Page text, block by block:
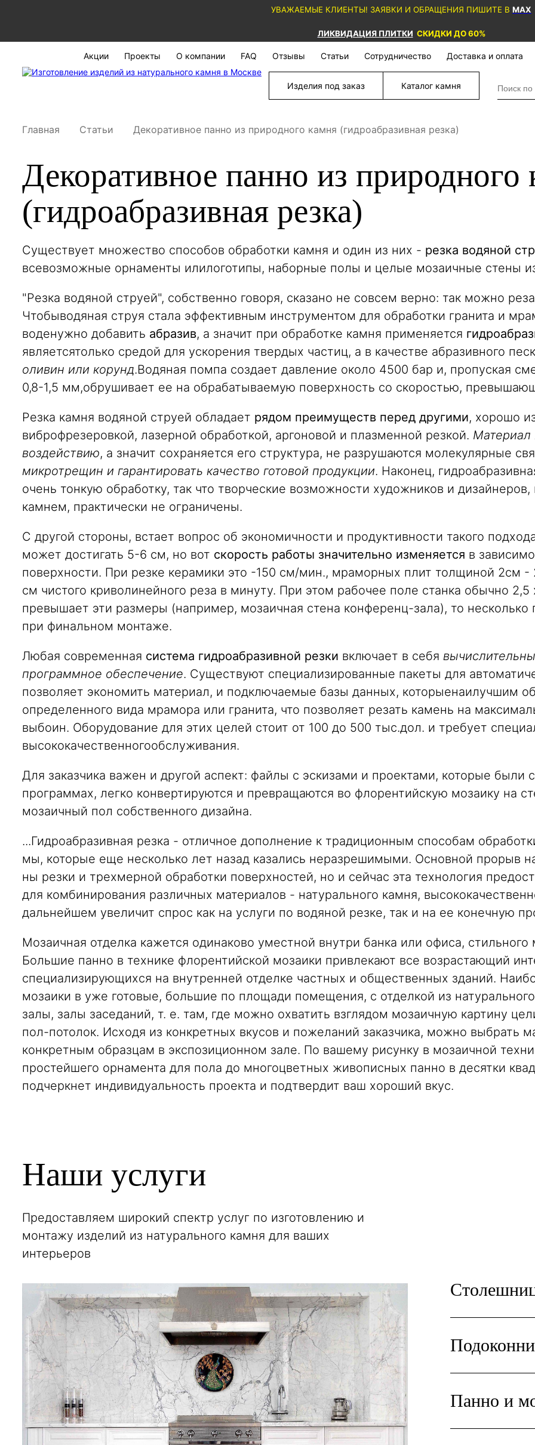
УВАЖАЕМЫЕ КЛИЕНТЫ! ЗАЯВКИ И ОБРАЩЕНИЯ ПИШИТЕ В MAX
ЛИКВИДАЦИЯ ПЛИТКИ СКИДКИ ДО 60%
Акции Проекты О компании FAQ Отзывы Статьи Сотрудничество Доставка и оплата
Каталог камня
Изделия под заказ
Главная Статьи Декоративное панно из природного камня (гидроабразивная резка)
Декоративное панно из природного
(гидроабразивная резка)
Существует множество способов обработки камня и один из них - резка водяной
всевозможные орнаменты илилоготипы, наборные полы и целые мозаичные стены
"Резка водяной струей", собственно говоря, сказано не совсем верно: так можно
Чтобыводяная струя стала эффективным инструментом для обработки гранита и
воденужно добавить абразив, а значит при обработке камня применяется
являетсятолько средой для ускорения твердых частиц, а в качестве абразивного
оливин или корунд.Водяная помпа создает давление около 4500 бар и, пропуская
0,8-1,5 мм,обрушивает ее на обрабатываемую по­верхность со скоростью,
Резка камня водяной струей обладает рядом преимуществ перед другими, хорошо
виброфрезеровкой, лазерной обработкой, аргоновой и плазменной резкой. Материал
воздействию, а значит сохраняется его структура, не разрушаются молекулярные
микротрещин и гарантировать качество готовой продукции. Наконец,
очень тонкую обработку, так что творческие возможности художников и
камнем, практически не ограничены.
С другой стороны, встает вопрос об экономичности и продуктивности такого
может достигать 5-6 см, но вот скорость работы значительно изменяется в
поверхности. При резке керамики это -150 см/мин., мраморных плит толщиной 2см
см чистого кри­волинейного реза в минуту. При этом рабочее поле станка обычно
превышает эти размеры (например, мозаич­ная стена конференц-зала), то несколько
при финальном монтаже.
Любая современная сис­тема гидроабразивной резки включает в себя
программное обеспече­ние. Существуют специализированные пакеты для
позволяет экономить материал, и подключаемые базы данных, которыенаилучшим
определенного вида мрамора или гранита, что позволяет резать камень на
выбоин. Оборудование для этих целей стоит от 100 до 500 тыс.дол. и требует
высококачественногообслуживания.
Для заказчика важен и другой аспект: файлы с эскизами и проектами, которые были
программах, легко конвертируются и превращаются во флорентийскую мозаику на
мозаичный пол собственного дизайна.
...Гидроабразивная резка - отличное дополнение к традицион­ным способам
мы, которые еще несколько лет назад казались неразрешимы­ми. Основной прорыв
ны резки и трехмерной обработки поверхностей, но и сейчас эта технология
для комбинирования различных материалов - натурального камня,
дальнейшем увеличит спрос как на услуги по водяной резке, так и на ее ко­нечную
Моза­ичная отделка кажется одинаково уместной внутри банка или офиса, стильного
Боль­шие панно в технике флорентийской мозаики привлекают все возрастающий
специализирую­щихся на внутренней отделке частных и общественных зданий.
мозаики в уже гото­вые, большие по площади помещения, с отделкой из
залы, залы засе­даний, т. е. там, где можно охватить взглядом мозаичную кар­тину
пол-потолок. Исходя из конкретных вкусов и пожеланий заказчика, можно выбрать
конкретным образцам в экспозиционном зале. По вашему рисунку в мозаичной
про­стейшего орнамента для пола до многоцвет­ных живописных панно в десятки
подчеркнет ин­дивидуальность проекта и подтвердит ваш хороший вкус.
Наши услуги
Предоставляем широкий спектр услуг по изготовлению и
монтажу изделий из натурального камня для ваших
интерьеров
Панно и